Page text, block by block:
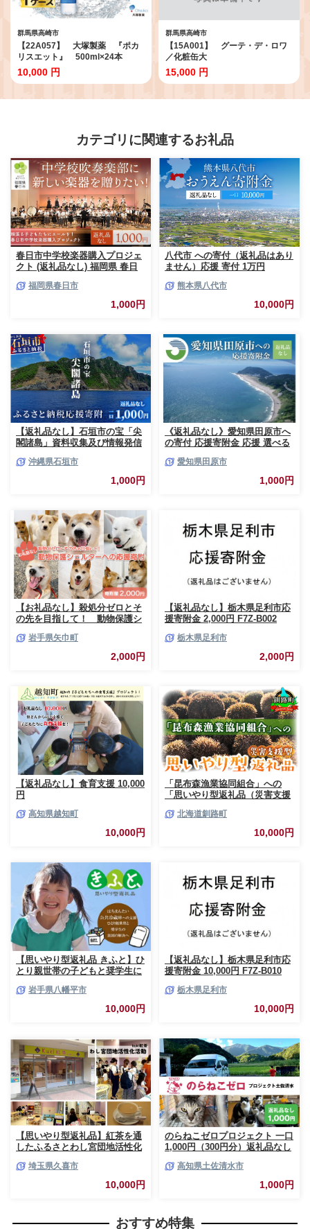
群馬県高崎市
【22A057】 大塚製薬 『ポカ
リスエット』 500ml×24本
10,000 円
群馬県高崎市
【15A001】 グーテ・デ・ロワ
／化粧缶大
15,000 円
カテゴリに関連するお礼品
春日市中学校楽器購入プロジェ
クト (返礼品なし) 福岡県 春日
育支援 【ksgsn06】【福岡県春
福岡県春日市
1,000円
八代市 への寄付（返礼品はあり
ません）応援 寄付 1万円
熊本県八代市
10,000円
【返礼品なし】石垣市の宝「尖
閣諸島」資料収集及び情報発信
沖縄県石垣市
1,000円
《返礼品なし》愛知県田原市へ
の寄付 応援寄附金 応援 選べる
半島愛知県田原市
1,000円
【お礼品なし】殺処分ゼロとそ
の先を目指して！ 動物保護シ
円/応援寄付金 返礼品なし お礼
の品なし 地元支援 地域支援 ふ
るさと支援 殺処分 ゼロ 0 感謝
る命 小さな命 保護犬 保護ネコ
どうぶつ 環境整備 ボランティ
ア 慈善事業 岩手県 矢巾町
岩手県矢巾町
2,000円
【返礼品なし】栃木県足利市応
援寄附金 2,000円 F7Z-B002
栃木県足利市
2,000円
【返礼品なし】食育支援 10,000
円
高知県越知町
10,000円
「昆布森漁業協同組合」への
「思いやり型返礼品（災害支援
よる支援｜ 北海道 釧路町 昆布
森 ウニ の資源回復 赤潮 被害
応援 感謝状 10000円の品 1万円
北海道釧路町
10,000円
【思いやり型返礼品 きふと】ひ
とり親世帯の子どもと奨学生に
公共冷蔵庫「コミュニティ・フ
リッジ」への支援 ／ こども 応
援 ひとり親 奨学生 食料品 日用
も支援 子育て支援 貧困 岩手県
八幡平市 NPO法人
FutureSeeds
岩手県八幡平市
10,000円
【返礼品なし】栃木県足利市応
援寄附金 10,000円 F7Z-B010
栃木県足利市
10,000円
【思いやり型返礼品】紅茶を通
したふるさとわし宮団地活性化
り型 返礼品 商店街活性化 学習
支援 場づくり 地域福祉 kuki紅
埼玉県久喜市
10,000円
のらねこゼロプロジェクト 一口
1,000円（300円分）返礼品なし
愛護 TNR活動応援 支援 寄付 殺
処分ゼロ 千円ポッキリ クラウ
ンドファンディング クラファン
高知県土佐清水市
1,000円
おすすめ特集